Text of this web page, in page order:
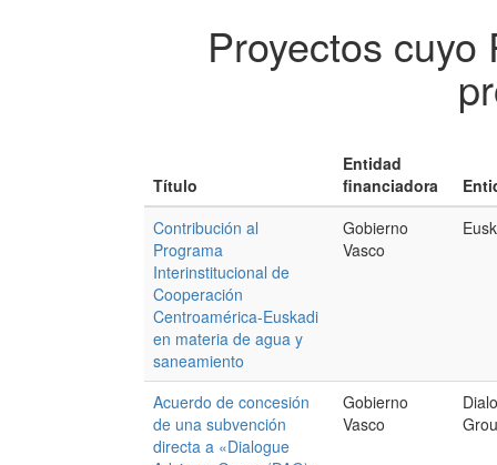
Proyectos
Título
Entidad
financiadora
Contribución al
Programa
Interinstitucional de
Cooperación
Centroamérica-Euskadi
en materia de agua y
saneamiento
Gobierno
Vasco
Acuerdo de concesión
de una subvención
directa a «Dialogue
Gobierno
Vasco